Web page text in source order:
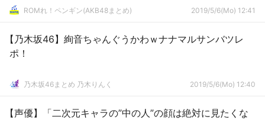
ROMれ！ペンギン(AKB48まとめ) 2019/5/6(Mo) 12:41
【乃木坂46】絢音ちゃんぐうかわｗナナマルサンバツレ
ポ！
乃木坂46まとめ 乃木りんく 2019/5/6(Mo) 12:40
【声優】「二次元キャラの”中の人”の顔は絶対に見たくな